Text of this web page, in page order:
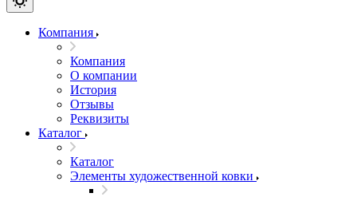
Компания
Компания
О компании
История
Отзывы
Реквизиты
Каталог
Каталог
Элементы художественной ковки